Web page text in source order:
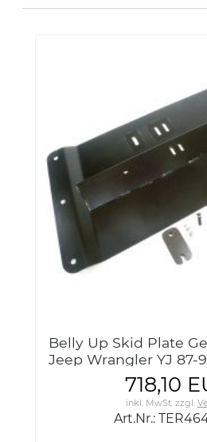
Belly Up Skid Plate
Jeep Wrangler YJ 87-
TER4648400718,10
inkl. MwSt.zzgl.
Art.Nr.: